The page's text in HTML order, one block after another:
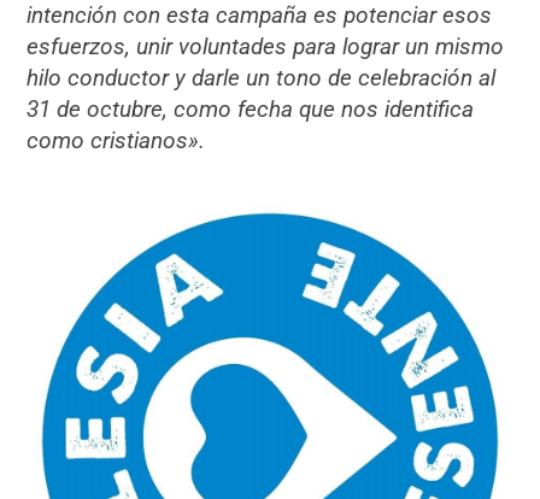
intención con esta campaña es potenciar esos
esfuerzos, unir voluntades para lograr un mismo
hilo conductor y darle un tono de celebración al
31 de octubre, como fecha que nos identifica
como cristianos».